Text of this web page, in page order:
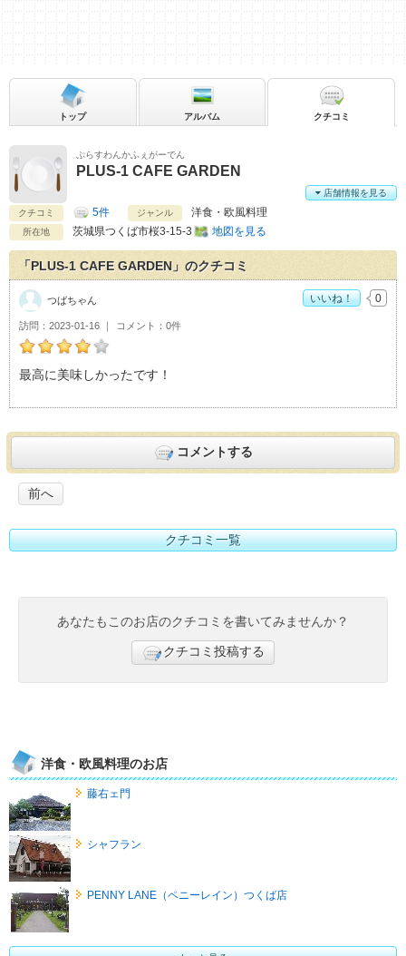
ぷらすわんかふぇがーでん
PLUS-1 CAFE GARDEN
クチコミ 5件 ジャンル 洋食・欧風料理
所在地 茨城県つくば市桜3-15-3 地図を見る
店舗情報を見る
トップ アルバム クチコミ
「PLUS-1 CAFE GARDEN」のクチコミ
つばちゃんのPLUS-1 CAFE GARDENおすすめ度：
最高に美味しかったです！
訪問 2023-01-16 コメント 0件
つばちゃん いいね！ 0
コメントする
前へ
クチコミ一覧
あなたもこのお店のクチコミを書いてみませんか？
クチコミ投稿する
洋食・欧風料理のお店
藤右ェ門
シャフラン
PENNY LANE（ペニーレイン）つくば店